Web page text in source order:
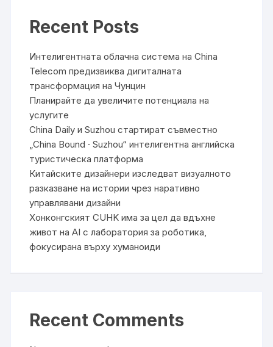
Recent Posts
Интелигентната облачна система на China
Telecom предизвиква дигиталната
трансформация на Чунцин
Планирайте да увеличите потенциала на
услугите
China Daily и Suzhou стартират съвместно
„China Bound · Suzhou“ интелигентна английска
туристическа платформа
Китайските дизайнери изследват визуалното
разказване на истории чрез наративно
управлявани дизайни
Хонконгският CUHK има за цел да вдъхне
живот на AI с лаборатория за роботика,
фокусирана върху хуманоиди
Recent Comments